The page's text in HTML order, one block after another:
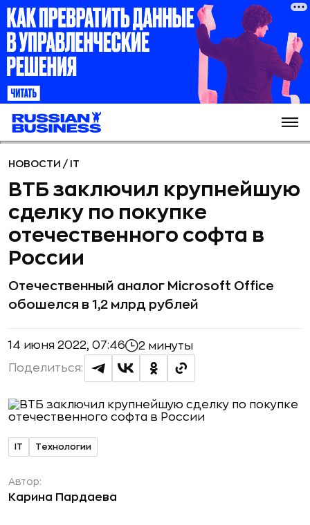
НОВОСТИ / IT
ВТБ заключил крупнейшую
сделку по покупке
отечественного софта в
России
Отечественный аналог Microsoft Office
обошелся в 1,2 млрд рублей
14 июня 2022, 07:46 2 минуты
Поделиться:
IT Технологии
Автор:
Карина Пардаева